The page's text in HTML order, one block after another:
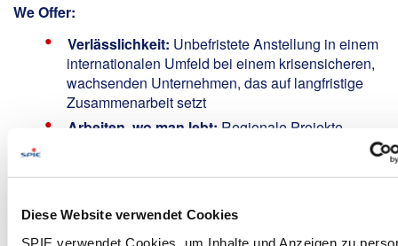
Diese Website verwendet Cookies
SPIE verwendet Cookies, um Inhalte und Anzeigen zu
We Offer:
Verlässlichkeit: Unbefristete Anstellung in einem
internationalen Umfeld bei einem krisensicheren,
wachsenden Unternehmen, das auf langfristige
Zusammenarbeit setzt
Arbeiten, wo man lebt: Regionale Projekte
leistungsbezogene und faire Bezahlung,